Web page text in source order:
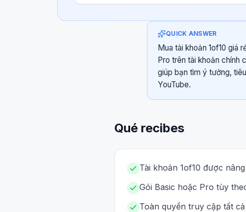
QUICK ANSWER
Mua tài khoản 1of10
Pro trên tài khoản chính
giúp bạn tìm ý tưởng,
YouTube.
Qué recibes
Tài khoản 1of10 được
Gói Basic hoặc Pro tùy
Toàn quyền truy cập tất